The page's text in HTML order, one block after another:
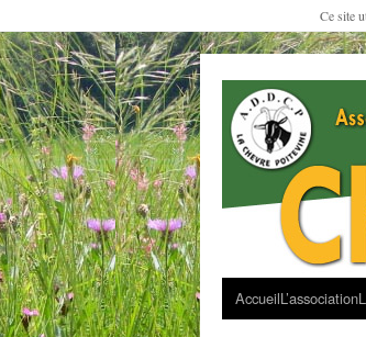
Ce site
AccueilL’association